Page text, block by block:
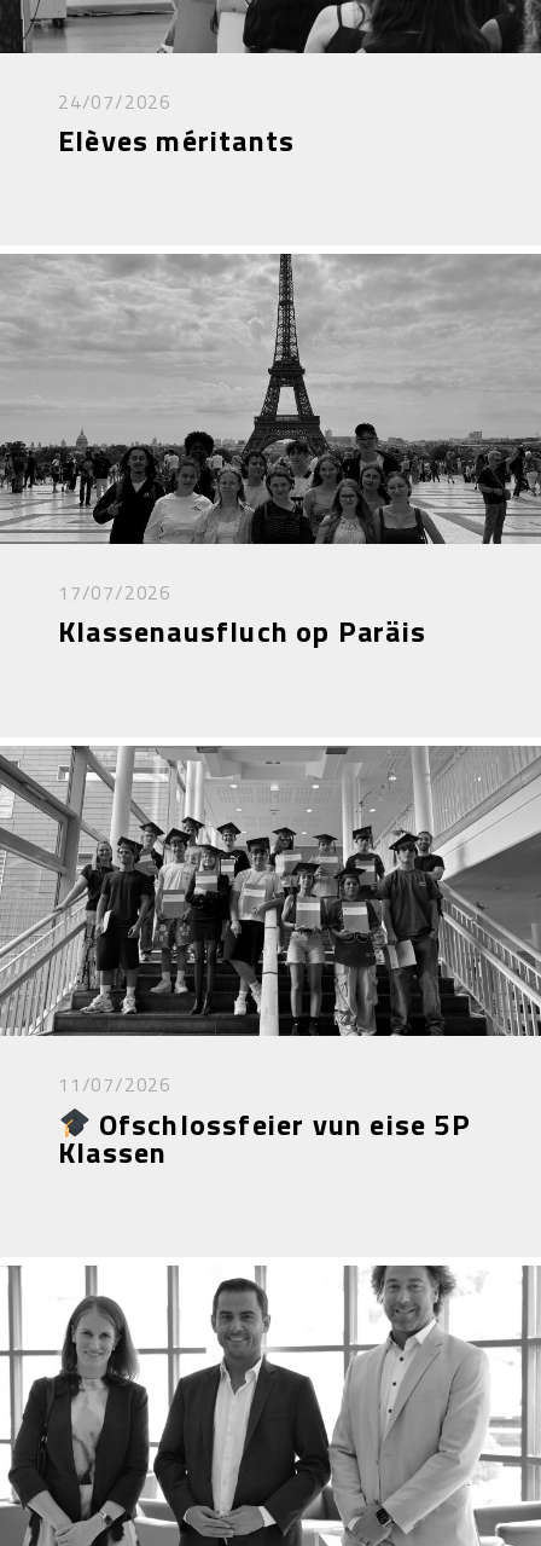
24/07/2026
Elèves méritants
17/07/2026
Klassenausfluch op Paräis
11/07/2026
Ofschlossfeier vun eise 5P
Klassen